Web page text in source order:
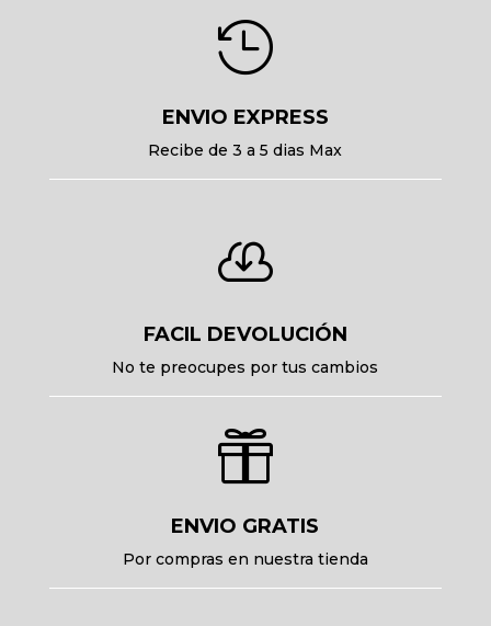

ENVIO EXPRESS
Recibe de 3 a 5 dias Max

FACIL DEVOLUCIÓN
No te preocupes por tus cambios

ENVIO GRATIS
Por compras en nuestra tienda